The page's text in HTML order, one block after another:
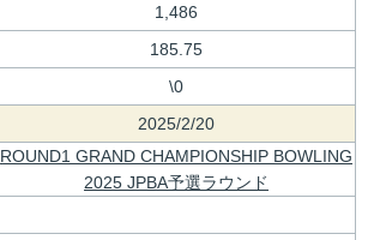
1,486
185.75
\0
2025/2/20
ROUND1 GRAND CHAMPIONSHIP BOWLING
2025 JPBA予選ラウンド